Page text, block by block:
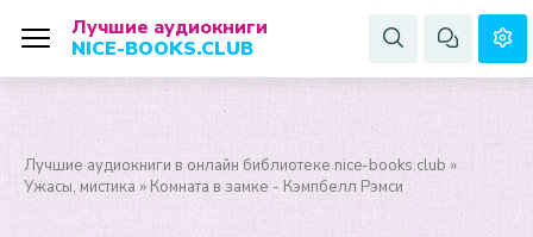
Лучшие аудиокниги
NICE-BOOKS.CLUB
Лучшие аудиокниги в онлайн библиотеке nice-books.club »
Ужасы, мистика » Комната в замке - Кэмпбелл Рэмси